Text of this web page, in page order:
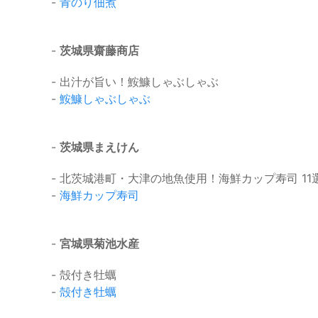
- 茨城県齋藤商店
- 出汁が旨い！鮟鱇しゃぶしゃぶ
- 鮟鱇しゃぶしゃぶ
- 茨城県まえけん
- 北茨城港町・大津の地魚使用！海鮮カップ寿司 11
- 海鮮カップ寿司
- 宮城県菊池水産
- 殻付き牡蠣
- 殻付き牡蠣